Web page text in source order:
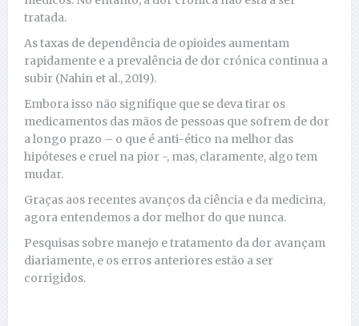
tratada.
As taxas de dependência de opioides aumentam
rapidamente e a prevalência de dor crónica continua a
subir (Nahin et al., 2019).
Embora isso não signifique que se deva tirar os
medicamentos das mãos de pessoas que sofrem de dor
a longo prazo – o que é anti-ético na melhor das
hipóteses e cruel na pior -, mas, claramente, algo tem
mudar.
Graças aos recentes avanços da ciência e da medicina,
agora entendemos a dor melhor do que nunca.
Pesquisas sobre manejo e tratamento da dor avançam
diariamente, e os erros anteriores estão a ser
corrigidos.